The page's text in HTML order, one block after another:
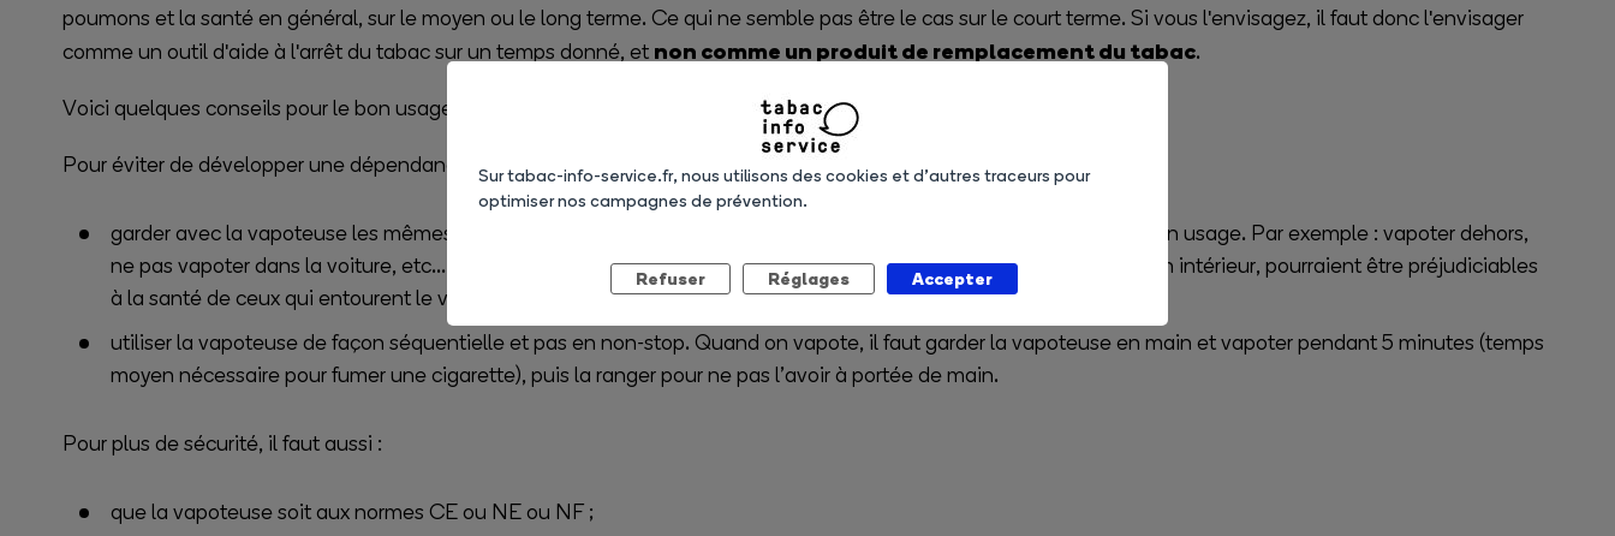
poumons et la santé en général, sur le moyen ou le long terme. Ce qui ne semble pas être le cas sur le court terme. Si vous l'envisagez, il faut donc l'envisager
comme un outil d'aide à l'arrêt du tabac sur un temps donné, et non comme un produit de remplacement du tabac.
Voici quelques conseils pour le bon usage de la vapoteuse, car se sevrer du tabac c'est aussi se sevrer du geste.
Pour éviter de développer une dépendance comportementale à la vapoteuse, il faut :
garder avec la vapoteuse les mêmes contraintes qu'avec la cigarette classique afin d'éviter la multiplication de son usage. Par exemple : vapoter dehors,
ne pas vapoter dans la voiture, etc... De plus, les experts s'accordent à dire que les substances qui sont rejetées en intérieur, pourraient être préjudiciables
à la santé de ceux qui entourent le vapoteur ;
utiliser la vapoteuse de façon séquentielle et pas en non-stop. Quand on vapote, il faut garder la vapoteuse en main et vapoter pendant 5 minutes (temps
moyen nécessaire pour fumer une cigarette), puis la ranger pour ne pas l’avoir à portée de main.
Pour plus de sécurité, il faut aussi :
que la vapoteuse soit aux normes CE ou NE ou NF ;
Sur tabac-info-service.fr, nous utilisons des cookies et d’autres traceurs pour
optimiser nos campagnes de prévention.
Refuser Réglages Accepter